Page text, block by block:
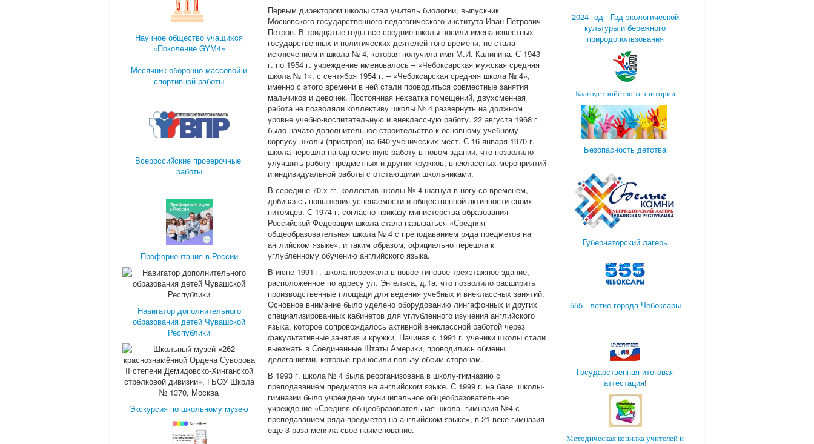
Научное общество учащихся
«Поколение GYM4»
Месячник оборонно-массовой и
спортивной работы
Всероссийские проверочные
работы
Профориентация в России
Навигатор дополнительного
образования детей Чувашской
Республики
Экскурсия по школьному музею
Первым директором школы стал учитель биологии, выпускник
Московского государственного педагогического института Иван Петрович
Петров. В тридцатые годы все средние школы носили имена известных
государственных и политических деятелей того времени, не стала
исключением и школа № 4, которая получила имя М.И. Калинина. С 1943
г. по 1954 г. учреждение именовалось – «Чебоксарская мужская средняя
школа № 1», с сентября 1954 г. – «Чебоксарская средняя школа № 4»,
именно с этого времени в ней стали проводиться совместные занятия
мальчиков и девочек. Постоянная нехватка помещений, двухсменная
работа не позволяли коллективу школы № 4 развернуть на должном
уровне учебно-воспитательную и внеклассную работу. 22 августа 1968 г.
было начато дополнительное строительство к основному учебному
корпусу школы (пристроя) на 640 ученических мест. С 16 января 1970 г.
школа перешла на односменную работу в новом здании, что позволило
улучшить работу предметных и других кружков, внеклассных мероприятий
и индивидуальной работы с отстающими школьниками.
В середине 70-х гг. коллектив школы № 4 шагнул в ногу со временем,
добиваясь повышения успеваемости и общественной активности своих
питомцев. С 1974 г. согласно приказу министерства образования
Российской Федерации школа стала называться «Средняя
общеобразовательная школа № 4 с преподаванием ряда предметов на
английском языке», и таким образом, официально перешла к
углубленному обучению английского языка.
В июне 1991 г. школа переехала в новое типовое трехэтажное здание,
расположенное по адресу ул. Энгельса, д.1а, что позволило расширить
производственные площади для ведения учебных и внеклассных занятий.
Основное внимание было уделено оборудованию лингафонных и других
специализированных кабинетов для углубленного изучения английского
языка, которое сопровождалось активной внеклассной работой через
факультативные занятия и кружки. Начиная с 1991 г. ученики школы стали
выезжать в Соединенные Штаты Америки, проводились обмены
делегациями, которые приносили пользу обеим сторонам.
В 1993 г. школа № 4 была реорганизована в школу-гимназию с
преподаванием предметов на английском языке. С 1999 г. на базе школы-
гимназии было учреждено муниципальное общеобразовательное
учреждение «Средняя общеобразовательная школа- гимназия №4 с
преподаванием ряда предметов на английском языке», в 21 веке гимназия
еще 3 раза меняла свое наименование.
2024 год - Год экологической
культуры и бережного
природопользования
Благоустройство территории
Безопасность детства
Губернаторский лагерь
555 - летие города Чебоксары
Государственная итоговая
аттестация!
Методическая копилка учителей и